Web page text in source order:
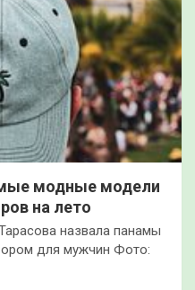
модные модели
на лето
назвала панамы
для мужчин Фото: